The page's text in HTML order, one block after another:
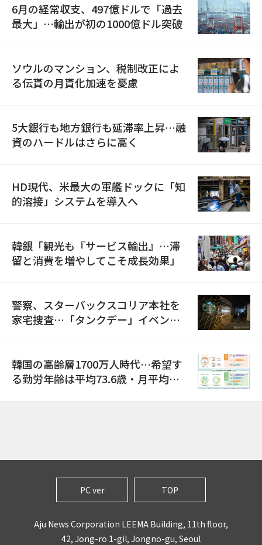
6月の経常収支、497億ドルで「過去
最大」…輸出が初の1000億ドル突破
ソウルのマンション、税制改正によ
る伝貰の月貰化加速を憂慮
5大銀行も地方銀行も延滞率上昇…融
資のハードルはさらに高く
HD現代、米最大の軍艦ドックに「知
的溶接」システムを導入へ
韓銀「観光も『サービス輸出』…滞
留と消費を増やしてこそ成長効果」
警察、スターバックスコリア本社を
家宅捜査…「タンクデー」イベント
韓国の高齢層1700万人時代…希望す
る勤労年齢は平均73.6歳・月平均賃
PC ver TOP
Aju News Corporation LEEMA Building, 11th floor,
42, Jong-ro 1-gil, Jongno-gu, Seoul